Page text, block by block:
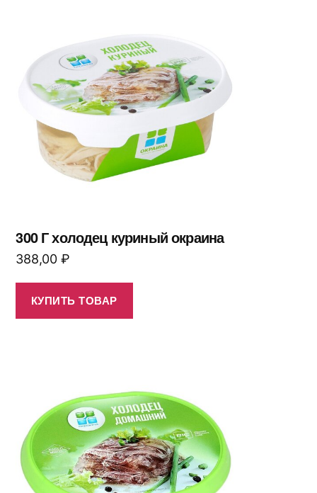
300 Г холодец куриный окраина
388,00 ₽
КУПИТЬ ТОВАР